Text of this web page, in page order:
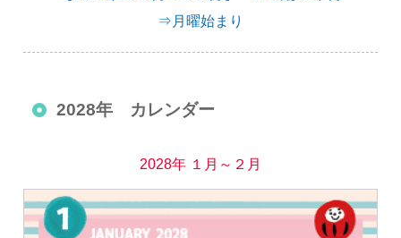
⇒月曜始まり
2028年 カレンダー
2028年 １月～２月